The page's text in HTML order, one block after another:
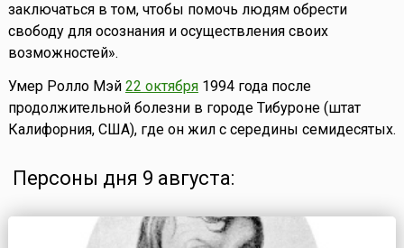
заключаться в том, чтобы помочь людям обрести
свободу для осознания и осуществления своих
возможностей».
Умер Ролло Мэй 22 октября1994 года после
продолжительной болезни в городе Тибуроне (штат
Калифорния, США), где он жил с середины семидесятых.
Персоны дня 9 августа: